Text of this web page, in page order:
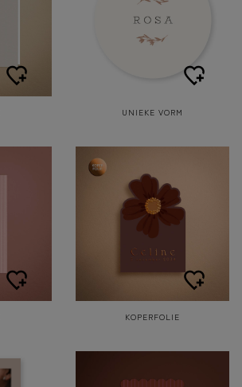
UNIEKE VORM
KOPERFOLIE